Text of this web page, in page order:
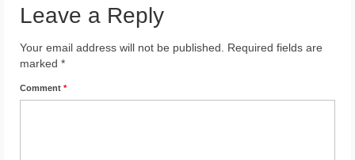
Leave a Reply
Your email address will not be published.
Required fields are
marked *
Comment *